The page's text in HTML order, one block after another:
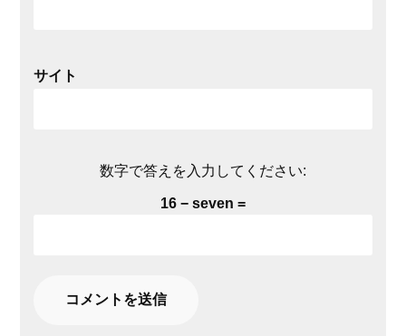
サイト
数字で答えを入力してください:
16 − seven =